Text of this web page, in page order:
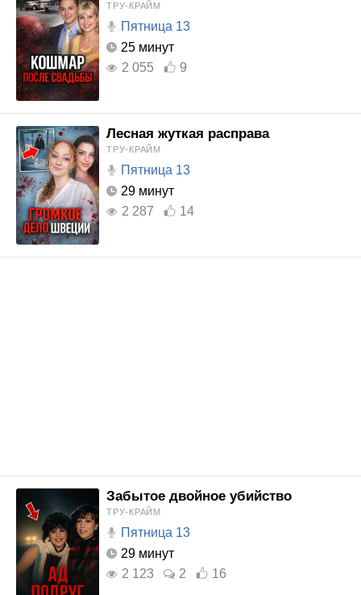
ТРУ-КРАЙМ
Пятница 13
25 минут
2 055
9
Лесная жуткая расправа
ТРУ-КРАЙМ
Пятница 13
29 минут
2 287
14
Забытое двойное убийство
ТРУ-КРАЙМ
Пятница 13
29 минут
2 123
2 16